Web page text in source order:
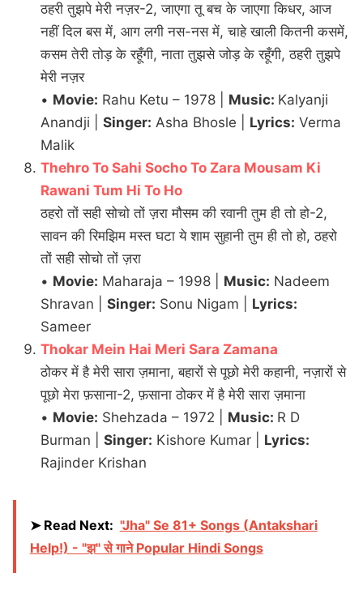
ठहरी तुझपे मेरी नज़र-2, जाएगा तू बच के जाएगा किधर, आज
नहीं दिल बस में, आग लगी नस-नस में, चाहे खाली कितनी कसमें,
कसम तेरी तोड़ के रहूँगी, नाता तुझसे जोड़ के रहूँगी, ठहरी तुझपे
मेरी नज़र
• Movie: Rahu Ketu – 1978 | Music: Kalyanji
Anandji | Singer: Asha Bhosle | Lyrics: Verma
Malik
Thehro To Sahi Socho To Zara Mousam Ki
Rawani Tum Hi To Ho
ठहरो तों सही सोचो तों ज़रा मौसम की रवानी तुम ही तो हो-2,
सावन की रिमझिम मस्त घटा ये शाम सुहानी तुम ही तो हो, ठहरो
तों सही सोचो तों ज़रा
• Movie: Maharaja – 1998 | Music: Nadeem
Shravan | Singer: Sonu Nigam | Lyrics:
Sameer
Thokar Mein Hai Meri Sara Zamana
ठोकर में है मेरी सारा ज़माना, बहारों से पूछो मेरी कहानी, नज़ारों से
पूछो मेरा फ़साना-2, फ़साना ठोकर में है मेरी सारा ज़माना
• Movie: Shehzada – 1972 | Music: R D
Burman | Singer: Kishore Kumar | Lyrics:
Rajinder Krishan
➤ Read Next: "Jha" Se 81+ Songs (Antakshari
Help!) - "झ" से गाने Popular Hindi Songs